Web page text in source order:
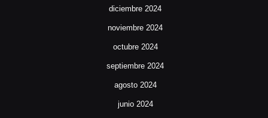
diciembre 2024
noviembre 2024
octubre 2024
septiembre 2024
agosto 2024
junio 2024